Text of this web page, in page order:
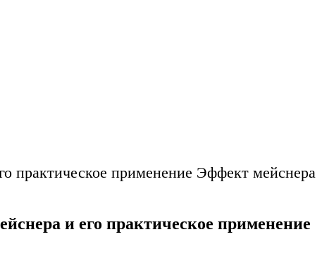
практическое применение Эффект мейснера
и его практическое применение